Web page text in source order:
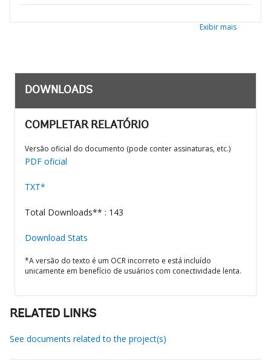
Exibir mais
DOWNLOADS
COMPLETAR RELATÓRIO
Versão oficial do documento (pode conter assinaturas, etc.)
PDF oficial
TXT*
Total Downloads** : 143
Download Stats
*A versão do texto é um OCR incorreto e está incluído
unicamente em benefício de usuários com conectividade lenta.
RELATED LINKS
See documents related to the project(s)